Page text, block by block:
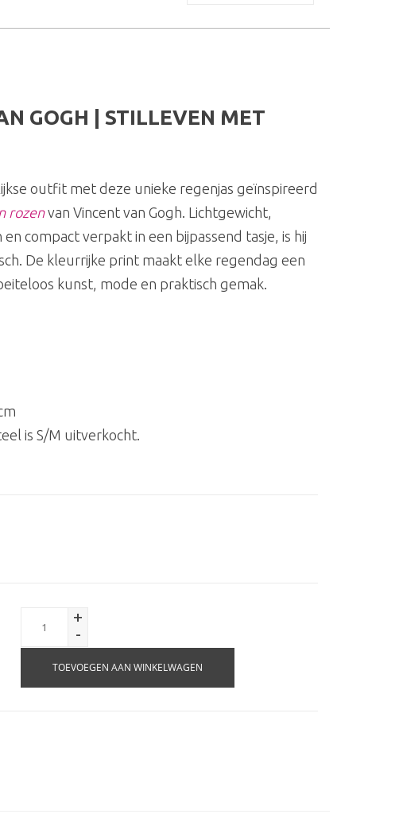
GOGH | STILLEVEN MET
outfit met deze unieke regenjas geïnspireerd
rozenvan Vincent van Gogh. Lichtgewicht,
compact verpakt in een bijpassend tasje, is hij
De kleurrijke print maakt elke regendag een
kunst, mode en praktisch gemak.
is S/M uitverkocht.
+
-
TOEVOEGEN AAN WINKELWAGEN